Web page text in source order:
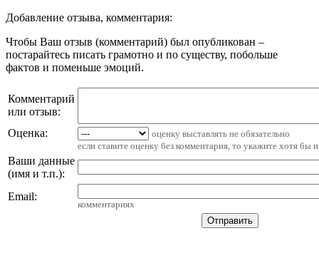
Добавление отзыва, комментария:
Чтобы Ваш отзыв (комментарий) был опубликован –
постарайтесь писать грамотно и по существу, побольше
фактов и поменьше эмоций.
Комментарий
или отзыв:
Оценка:
оценку выставлять не обязательно
если ставите оценку без комментария, то укажите хотя бы
Ваши данные
(имя и т.п.):
Email:
комментариях